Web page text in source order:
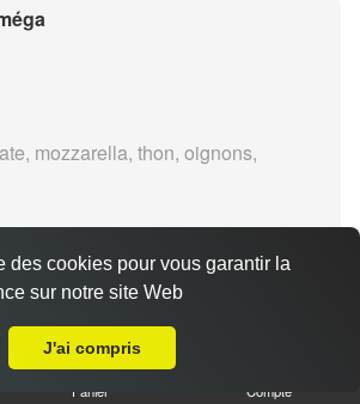
mozzarella, thon, oignons,
méga
Panier Compte
des cookies pour vous garantir la
sur notre site Web
J'ai compris